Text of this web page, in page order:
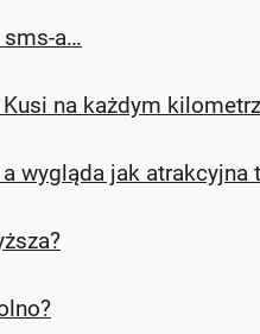
sms-a…
na każdym
wygląda jak atrakcyjna